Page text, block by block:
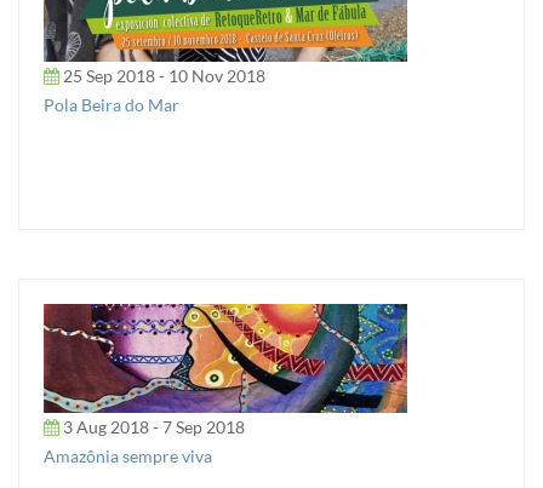
25 Sep 2018 - 10 Nov 2018
Pola Beira do Mar
3 Aug 2018 - 7 Sep 2018
Amazônia sempre viva